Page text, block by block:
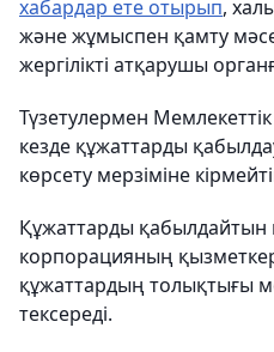
хабардар ете отырып,
және жұмыспен қамту
жергілікті атқарушы
Түзетулермен
кезде құжаттарды
көрсету мерзіміне
Құжаттарды қабылдайтын
корпорацияның
құжаттардың толықтығы
тексереді.